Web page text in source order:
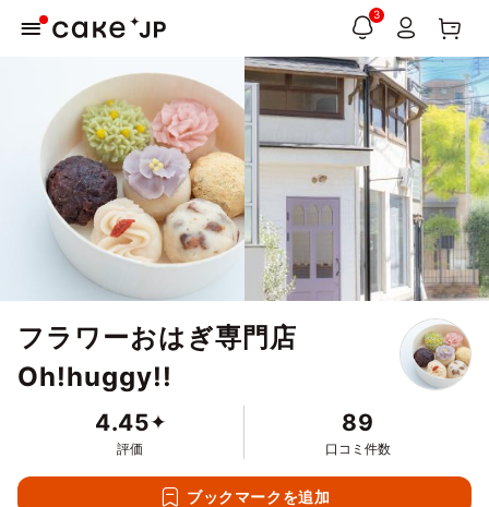
3
フラワーおはぎ専門店
Oh!huggy!!
評価
4.45
口コミ件数
89
ブックマークを追加